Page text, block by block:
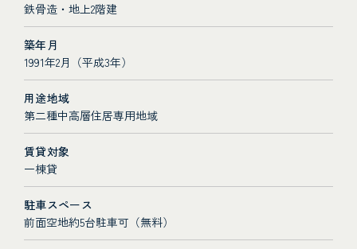
鉄骨造・地上2階建
築年月
1991年2月（平成3年）
用途地域
第二種中高層住居専用地域
賃貸対象
一棟貸
駐車スペース
前面空地約5台駐車可（無料）